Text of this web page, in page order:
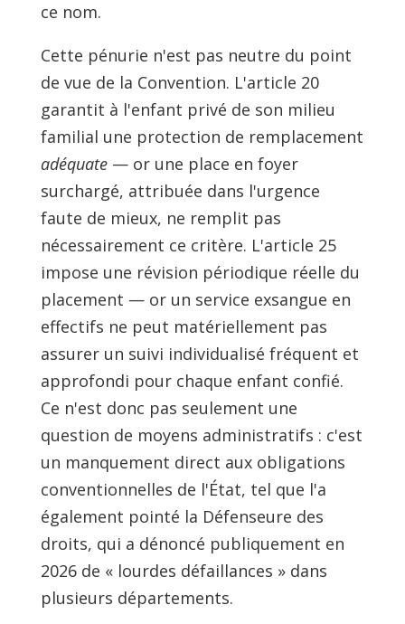
ce nom.
Cette pénurie n'est pas neutre du point
de vue de la Convention. L'article 20
garantit à l'enfant privé de son milieu
familial une protection de remplacement
adéquate— or une place en foyer
surchargé, attribuée dans l'urgence
faute de mieux, ne remplit pas
nécessairement ce critère. L'article 25
impose une révision périodique réelle du
placement — or un service exsangue en
effectifs ne peut matériellement pas
assurer un suivi individualisé fréquent et
approfondi pour chaque enfant confié.
Ce n'est donc pas seulement une
question de moyens administratifs : c'est
un manquement direct aux obligations
conventionnelles de l'État, tel que l'a
également pointé la Défenseure des
droits, qui a dénoncé publiquement en
2026 de « lourdes défaillances » dans
plusieurs départements.